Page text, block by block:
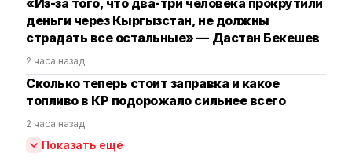
«Из-за того, что два-три человека прокрутили
деньги через Кыргызстан, не должны
страдать все остальные» — Дастан Бекешев
2 часа назад
Сколько теперь стоит заправка и какое
топливо в КР подорожало сильнее всего
2 часа назад
Показать ещё